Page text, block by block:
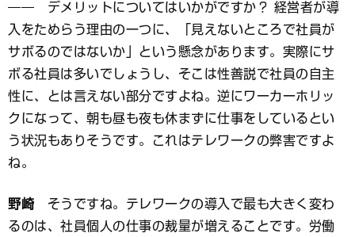
―― デメリットについてはいかがですか？ 経営者が導
入をためらう理由の一つに、「見えないところで社員が
サボるのではないか」という懸念があります。実際にサ
ボる社員は多いでしょうし、そこは性善説で社員の自主
性に、とは言えない部分ですよね。逆にワーカーホリッ
クになって、朝も昼も夜も休まずに仕事をしているとい
う状況もありそうです。これはテレワークの弊害ですよ
ね。
野崎 そうですね。テレワークの導入で最も大きく変わ
るのは、社員個人の仕事の裁量が増えることです。労働